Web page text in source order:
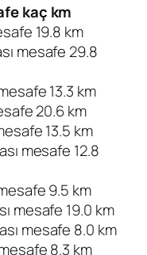
kaç km
19.8 km
mesafe 29.8
13.3 km
20.6 km
13.5 km
mesafe 12.8
9.5 km
mesafe 19.0 km
mesafe 8.0 km
8.3 km